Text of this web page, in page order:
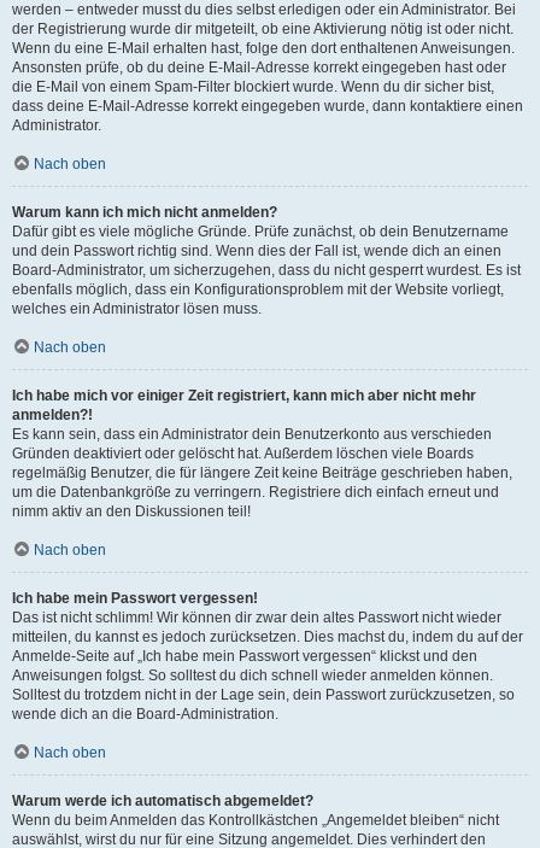
werden – entweder musst du dies selbst erledigen oder ein Administrator. Bei
der Registrierung wurde dir mitgeteilt, ob eine Aktivierung nötig ist oder nicht.
Wenn du eine E-Mail erhalten hast, folge den dort enthaltenen Anweisungen.
Ansonsten prüfe, ob du deine E-Mail-Adresse korrekt eingegeben hast oder
die E-Mail von einem Spam-Filter blockiert wurde. Wenn du dir sicher bist,
dass deine E-Mail-Adresse korrekt eingegeben wurde, dann kontaktiere einen
Administrator.
Nach oben
Warum kann ich mich nicht anmelden?
Dafür gibt es viele mögliche Gründe. Prüfe zunächst, ob dein Benutzername
und dein Passwort richtig sind. Wenn dies der Fall ist, wende dich an einen
Board-Administrator, um sicherzugehen, dass du nicht gesperrt wurdest. Es ist
ebenfalls möglich, dass ein Konfigurationsproblem mit der Website vorliegt,
welches ein Administrator lösen muss.
Nach oben
Ich habe mich vor einiger Zeit registriert, kann mich aber nicht mehr
anmelden?!
Es kann sein, dass ein Administrator dein Benutzerkonto aus verschieden
Gründen deaktiviert oder gelöscht hat. Außerdem löschen viele Boards
regelmäßig Benutzer, die für längere Zeit keine Beiträge geschrieben haben,
um die Datenbankgröße zu verringern. Registriere dich einfach erneut und
nimm aktiv an den Diskussionen teil!
Nach oben
Ich habe mein Passwort vergessen!
Das ist nicht schlimm! Wir können dir zwar dein altes Passwort nicht wieder
mitteilen, du kannst es jedoch zurücksetzen. Dies machst du, indem du auf der
Anmelde-Seite auf „Ich habe mein Passwort vergessen“ klickst und den
Anweisungen folgst. So solltest du dich schnell wieder anmelden können.
Solltest du trotzdem nicht in der Lage sein, dein Passwort zurückzusetzen, so
wende dich an die Board-Administration.
Nach oben
Warum werde ich automatisch abgemeldet?
Wenn du beim Anmelden das Kontrollkästchen „Angemeldet bleiben“ nicht
auswählst, wirst du nur für eine Sitzung angemeldet. Dies verhindert den